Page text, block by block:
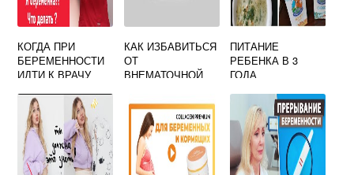
КОГДА ПРИ
БЕРЕМЕННОСТИ
ИДТИ К ВРАЧУ
КАК ИЗБАВИТЬСЯ
ОТ
ВНЕМАТОЧНОЙ
ПИТАНИЕ
РЕБЕНКА В 3
ГОДА